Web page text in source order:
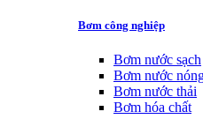
Bơm công nghiệp
Bơm nước sạch
Bơm nước
Bơm nước thải
Bơm hóa chất